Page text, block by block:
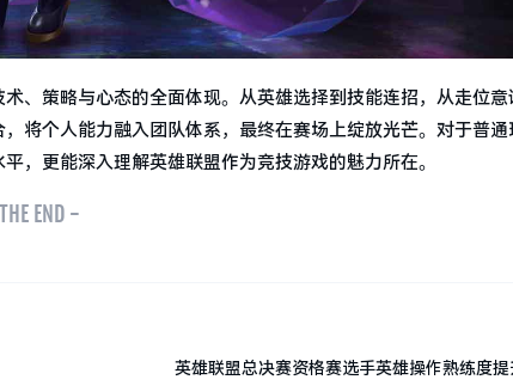
、策略与心态的全面体现。从英雄选择到技能连招，从走位意
将个人能力融入团队体系，最终在赛场上绽放光芒。对于普通
，更能深入理解英雄联盟作为竞技游戏的魅力所在。
END -
英雄联盟总决赛资格赛选手英雄操作熟练度